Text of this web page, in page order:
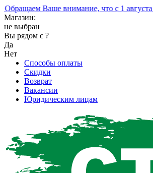
Ваше внимание, что с 1 августа в
Магазин:
не выбран
Вы рядом с ?
Да
Нет
Способы оплаты
Скидки
Возврат
Вакансии
Юридическим лицам